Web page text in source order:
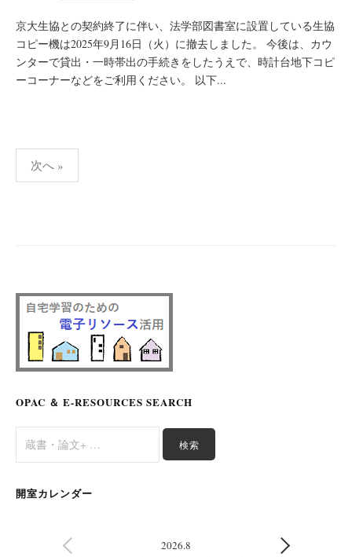
京大生協との契約終了に伴い、法学部図書室に設置している生協
コピー機は2025年9月16日（火）に撤去しました。 今後は、カウ
ンターで貸出・一時帯出の手続きをしたうえで、時計台地下コピ
ーコーナーなどをご利用ください。 以下...
投
稿
送
次へ »
OPAC ＆ E-RESOURCES SEARCH
開室カレンダー
2026.8